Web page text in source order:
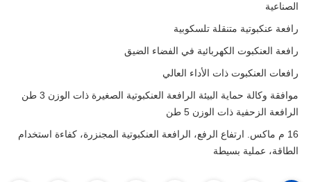
الصناعية
رافعة عنكبوتية متنقلة تلسكوبية
رافعة العنكبوت الكهربائية في الفضاء الضيق
رافعات العنكبوت ذات الأداء العالي
موافقة وكالة حماية البيئة الرافعة العنكبوتية الصغيرة ذات الوزن 3 طن
الرافعة الزحفية ذات الوزن 5 طن
16 م ماكس. ارتفاع الرفع، الرافعة العنكبوتية المجنزرة، كفاءة استخدام
الطاقة، عملية بسيطة